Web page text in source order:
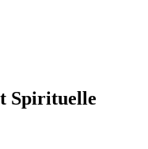
Spirituelle